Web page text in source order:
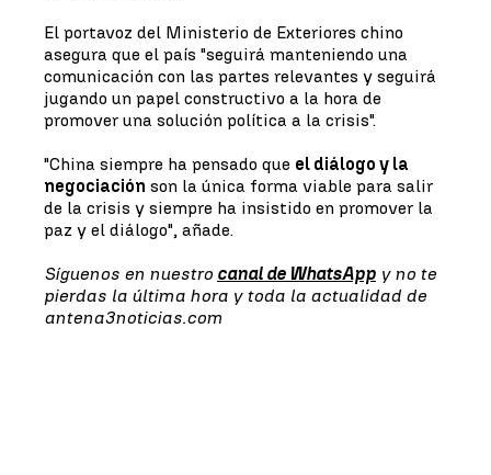
El portavoz del Ministerio de Exteriores chino
asegura que el país "seguirá manteniendo una
comunicación con las partes relevantes y seguirá
jugando un papel constructivo a la hora de
promover una solución política a la crisis".
"China siempre ha pensado que el diálogo y la
negociación son la única forma viable para salir
de la crisis y siempre ha insistido en promover la
paz y el diálogo", añade.
Síguenos en nuestro canal de WhatsApp y no te
pierdas la última hora y toda la actualidad de
antena3noticias.com